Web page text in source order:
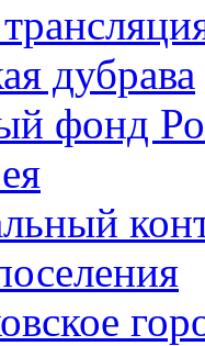
дубрава
фонд